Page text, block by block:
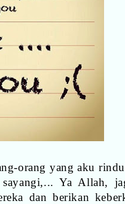
orang yang aku
Ya Allah,
dan berikan